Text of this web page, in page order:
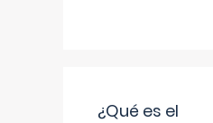
¿Qué es el